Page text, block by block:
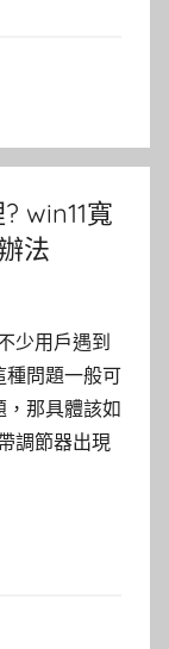
win11寬
法
少用戶遇到
種問題一般可
，那具體該如
調節器出現